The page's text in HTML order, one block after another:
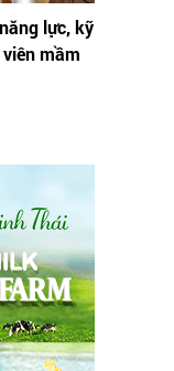
lực, kỹ
mầm